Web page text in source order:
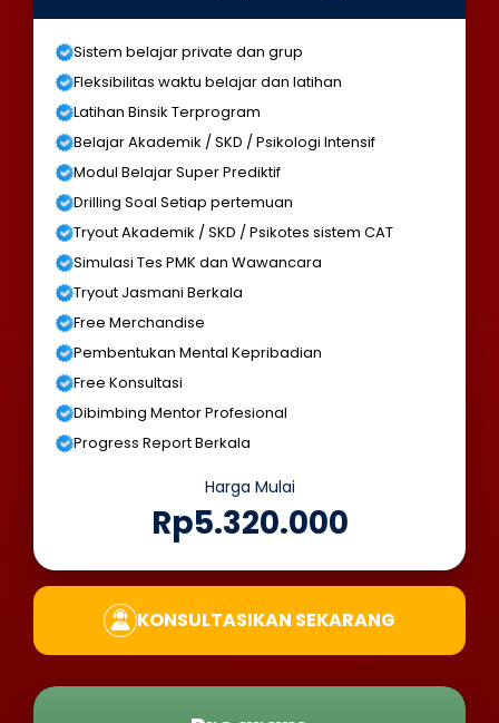
Sistem belajar private dan grup
Fleksibilitas waktu belajar dan latihan
Latihan Binsik Terprogram
Belajar Akademik / SKD / Psikologi Intensif
Modul Belajar Super Prediktif
Drilling Soal Setiap pertemuan
Tryout Akademik / SKD / Psikotes sistem CAT
Simulasi Tes PMK dan Wawancara
Tryout Jasmani Berkala
Free Merchandise
Pembentukan Mental Kepribadian
Free Konsultasi
Dibimbing Mentor Profesional
Progress Report Berkala
Harga Mulai
Rp5.320.000
KONSULTASIKAN SEKARANG